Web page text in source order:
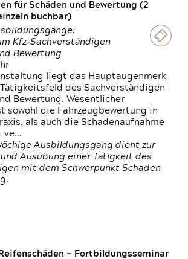
für Schäden und Bewertung (2
buchbar)
Kfz-Sachverständigen
Bewertung
liegt das Hauptaugenmerk
des Sachverständigen
Bewertung. Wesentlicher
sowohl die Fahrzeugbewertung in
als auch die Schadenaufnahme
ve…
Ausbildungsgang dient zur
Ausübung einer Tätigkeit des
mit dem Schwerpunkt Schaden
— Fortbildungsseminar